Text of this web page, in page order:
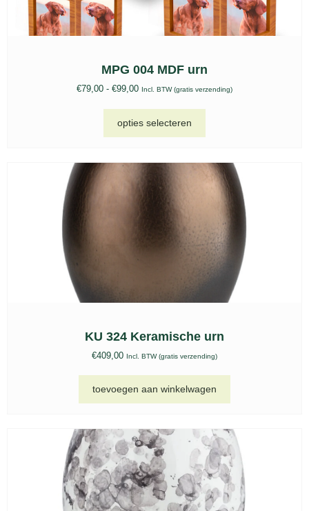
MPG 004 MDF urn
€79,00 - €99,00 Incl. BTW (gratis verzending)
opties selecteren
KU 324 Keramische urn
€409,00 Incl. BTW (gratis verzending)
toevoegen aan winkelwagen